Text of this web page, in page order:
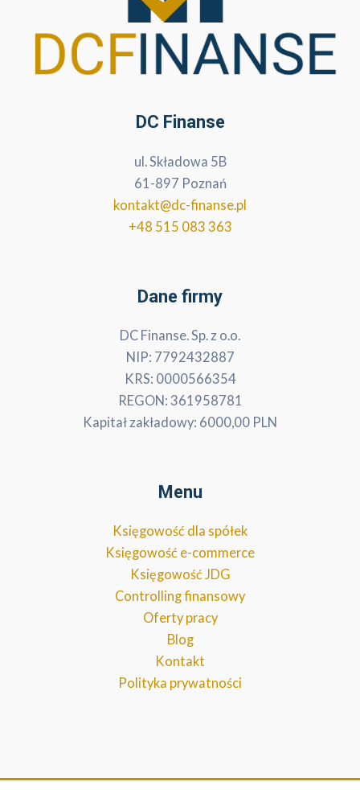
DC Finanse
ul. Składowa 5B
61-897 Poznań
kontakt@dc-finanse.pl
+48 515 083 363
Dane firmy
DC Finanse. Sp. z o.o.
NIP: 7792432887
KRS: 0000566354
REGON: 361958781
Kapitał zakładowy: 6000,00 PLN
Menu
Księgowość dla spółek
Księgowość e-commerce
Księgowość JDG
Controlling finansowy
Oferty pracy
Blog
Kontakt
Polityka prywatności